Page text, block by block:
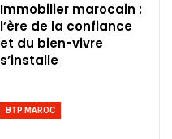
Immobilier marocain :
l’ère de la confiance
et du bien-vivre
s’installe
BTP MAROC